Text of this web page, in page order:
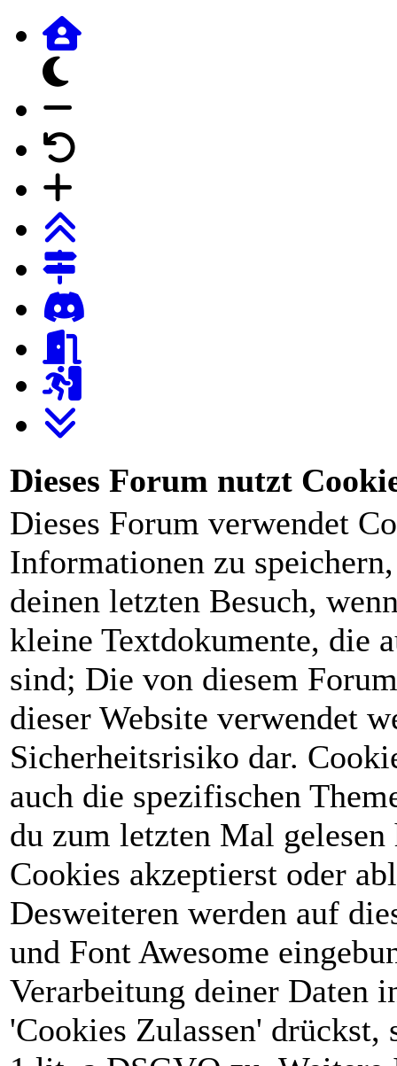
dunkles Design
Schrift auf Forumstandard
Schrift vergrössern
Login
Registrierung
Dieses Forum nutzt
Dieses Forum verwendet
Informationen zu
deinen letzten Besuch,
kleine Textdokumente, die
sind; Die von diesem
dieser Website verwendet
Sicherheitsrisiko dar.
auch die spezifischen
du zum letzten Mal
Cookies akzeptierst oder
Desweiteren werden auf
und Font Awesome
Verarbeitung deiner Daten
'Cookies Zulassen'